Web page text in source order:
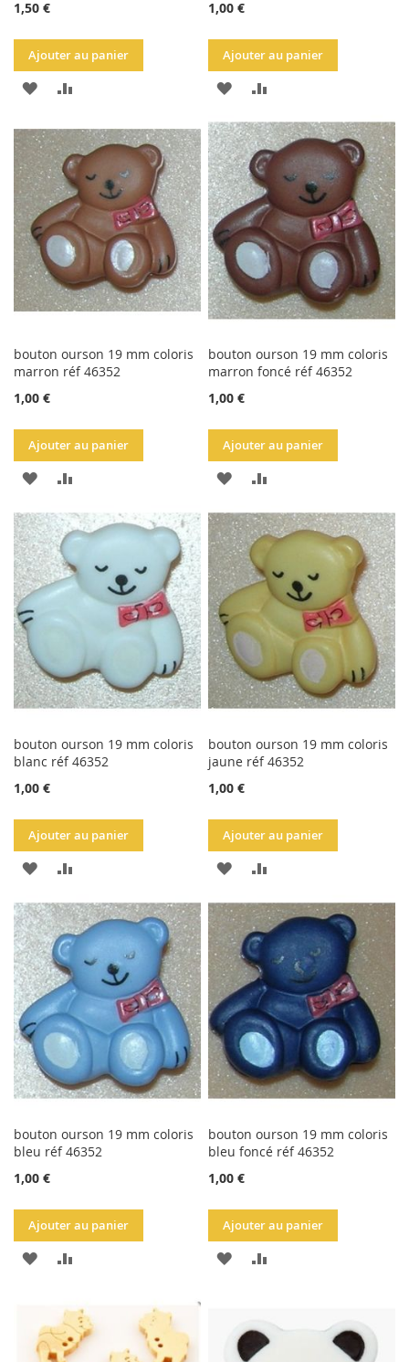
1,50 €
Ajouter au panier
AJOUTER
LA
LISTE
D'ACHATS
COMPARATEUR
1,00 €
Ajouter au panier
AJOUTER
À
LA
LISTE
D'ACHATS
AU
COMPARATEUR
bouton ourson 19 mm coloris
marron réf 46352
1,00 €
Ajouter au panier
AJOUTER
LA
LISTE
D'ACHATS
COMPARATEUR
bouton ourson 19 mm coloris
marron foncé réf 46352
1,00 €
Ajouter au panier
AJOUTER
LA
LISTE
D'ACHATS
COMPARATEUR
bouton ourson 19 mm coloris
blanc réf 46352
1,00 €
Ajouter au panier
AJOUTER
LA
LISTE
D'ACHATS
COMPARATEUR
bouton ourson 19 mm coloris
jaune réf 46352
1,00 €
Ajouter au panier
AJOUTER
LA
LISTE
D'ACHATS
COMPARATEUR
bouton ourson 19 mm coloris
bleu réf 46352
1,00 €
Ajouter au panier
AJOUTER
LISTE
COMPARATEUR
bouton ourson 19 mm coloris
bleu foncé réf 46352
1,00 €
Ajouter au panier
AJOUTER
LISTE